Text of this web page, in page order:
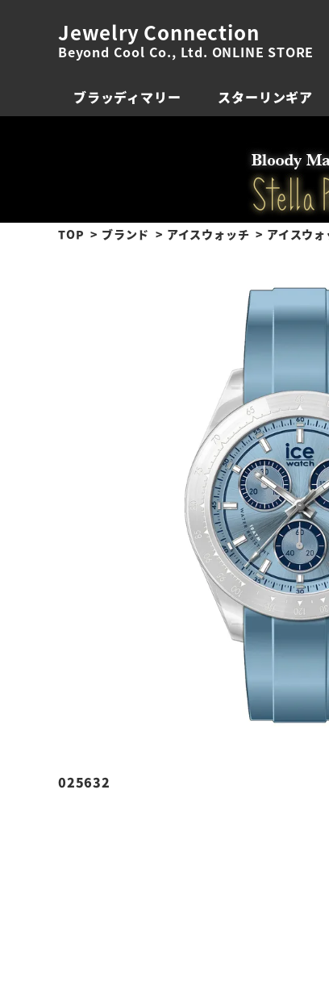
Jewelry Connection
Beyond Cool Co., Ltd. ONLINE STORE
ブラッディマリー スターリンギア
TOP ブランド アイスウォッチ アイスウ
025632